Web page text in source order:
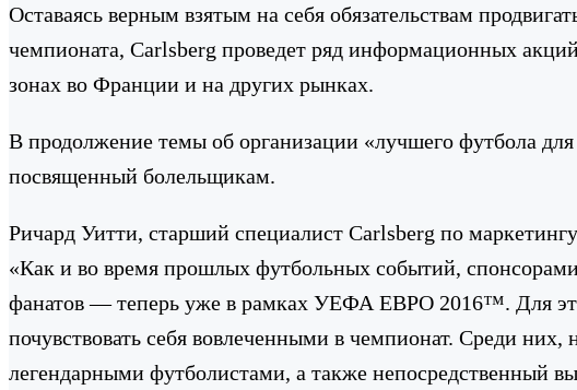
Оставаясь верным взятым на себя обязательствам
чемпионата, Carlsberg проведет ряд информационных
зонах во Франции и на других рынках.
В продолжение темы об организации «лучшего футбола
посвященный болельщикам.
Ричард Уитти, старший специалист Carlsberg по
«Как и во время прошлых футбольных событий,
фанатов — теперь уже в рамках УЕФА ЕВРО 2016™. Для
почувствовать себя вовлеченными в чемпионат. Среди
легендарными футболистами, а также непосредственный